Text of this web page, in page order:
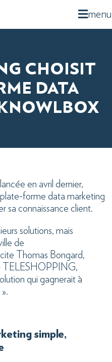
menu
CHOISIT
DATA
en avril dernier,
forme data marketing
connaissance client.
solutions, mais
de
Thomas Bongard,
TELESHOPPING,
qui gagnerait à
simple,